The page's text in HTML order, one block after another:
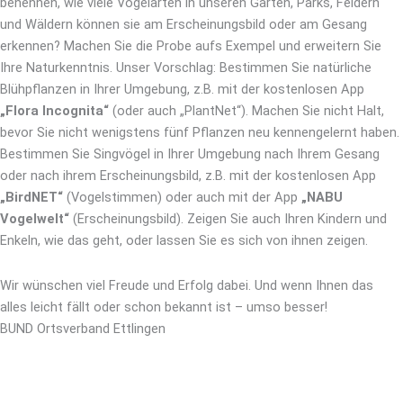
und Wäldern können sie am Erscheinungsbild oder am Gesang
erkennen? Machen Sie die Probe aufs Exempel und erweitern Sie
Ihre Naturkenntnis. Unser Vorschlag: Bestimmen Sie natürliche
Blühpflanzen in Ihrer Umgebung, z.B. mit der kostenlosen App
„Flora Incognita“ (oder auch „PlantNet“). Machen Sie nicht Halt,
bevor Sie nicht wenigstens fünf Pflanzen neu kennengelernt haben.
Bestimmen Sie Singvögel in Ihrer Umgebung nach Ihrem Gesang
oder nach ihrem Erscheinungsbild, z.B. mit der kostenlosen App
„BirdNET“ (Vogelstimmen) oder auch mit der App „NABU
Vogelwelt“ (Erscheinungsbild). Zeigen Sie auch Ihren Kindern und
Enkeln, wie das geht, oder lassen Sie es sich von ihnen zeigen.
Wir wünschen viel Freude und Erfolg dabei. Und wenn Ihnen das
alles leicht fällt oder schon bekannt ist – umso besser!
BUND Ortsverband Ettlingen